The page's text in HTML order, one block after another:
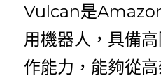
Vulcan是
用機器人，具備
作能力，能夠從